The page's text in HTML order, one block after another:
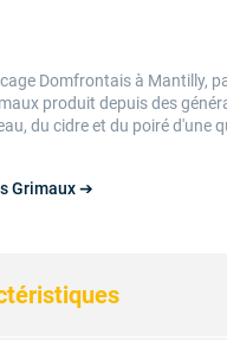
Domfrontais à Mantilly,
produit depuis des
du cidre et du poiré d'une
Grimaux ➔